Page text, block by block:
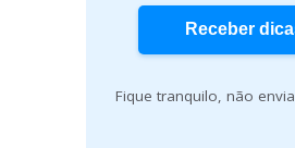
Fique tranquilo, não